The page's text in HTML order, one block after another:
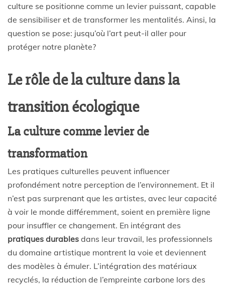
culture se positionne comme un levier puissant, capable
de sensibiliser et de transformer les mentalités. Ainsi, la
question se pose: jusqu’où l’art peut-il aller pour
protéger notre planète?
Le rôle de la culture dans la
transition écologique
La culture comme levier de
transformation
Les pratiques culturelles peuvent influencer
profondément notre perception de l’environnement. Et il
n’est pas surprenant que les artistes, avec leur capacité
à voir le monde différemment, soient en première ligne
pour insuffler ce changement. En intégrant des
pratiques durables dans leur travail, les professionnels
du domaine artistique montrent la voie et deviennent
des modèles à émuler. L’intégration des matériaux
recyclés, la réduction de l’empreinte carbone lors des